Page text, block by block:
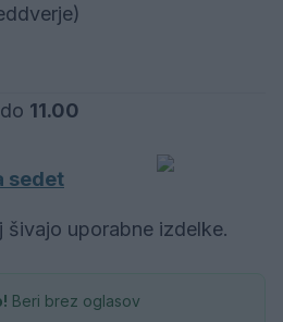
do 11.00
sedet
uporabne izdelke.
Beri brez oglasov